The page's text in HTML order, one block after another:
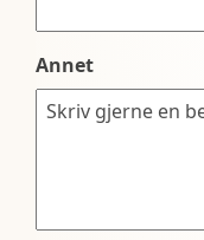
Annet